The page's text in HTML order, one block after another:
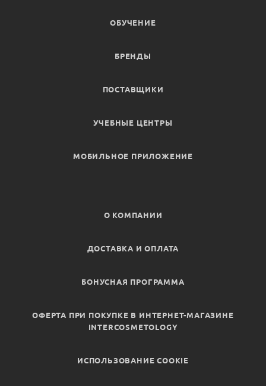
ОБУЧЕНИЕ
БРЕНДЫ
ПОСТАВЩИКИ
УЧЕБНЫЕ ЦЕНТРЫ
МОБИЛЬНОЕ ПРИЛОЖЕНИЕ
О КОМПАНИИ
ДОСТАВКА И ОПЛАТА
БОНУСНАЯ ПРОГРАММА
ОФЕРТА ПРИ ПОКУПКЕ В ИНТЕРНЕТ-МАГАЗИНЕ
INTERCOSMETOLOGY
ИСПОЛЬЗОВАНИЕ COOKIE